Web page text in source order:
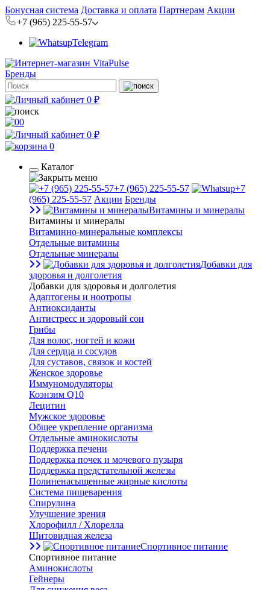
Бонусная система Доставка и оплата Партнерам Акции
+7 (965) 225-55-57
Telegram
Бренды
0 ₽
0
0 ₽
0
Каталог
+7 (965) 225-55-57
+7
(965) 225-55-57 Акции Бренды
Витамины и минералы
Витамины и минералы
Витаминно-минеральные комплексы
Отдельные витамины
Отдельные минералы
Добавки для
здоровья и долголетия
Добавки для здоровья и долголетия
Адаптогены и ноотропы
Антиоксиданты
Антистресс и здоровый сон
Грибы
Для волос, ногтей и кожи
Для сердца и сосудов
Для суставов, связок и костей
Женское здоровье
Иммуномодуляторы
Коэнзим Q10
Лецитин
Мужское здоровье
Общее укрепление организма
Отдельные аминокислоты
Поддержка печени
Поддержка почек и мочевого пузыря
Поддержка предстательной железы
Полиненасыщенные жирные кислоты
Система пищеварения
Спирулина
Улучшение зрения
Хлорофилл / Хлорелла
Щитовидная железа
Спортивное питание
Спортивное питание
Аминокислоты
Гейнеры